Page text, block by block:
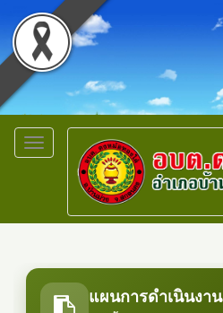
Toggle
navigation
แผนการดำเนินงาน